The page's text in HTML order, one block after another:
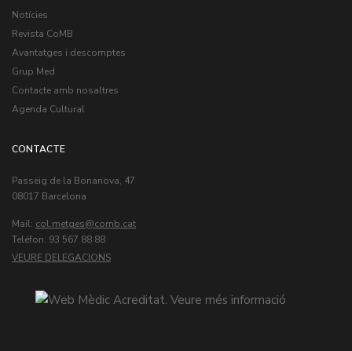
Notícies
Revista CoMB
Avantatges i descomptes
Grup Med
Contacte amb nosaltres
Agenda Cultural
CONTACTE
Passeig de la Bonanova, 47
08017 Barcelona
Mail: col.metges
Teléfon: 93 567 88 88
VEURE DELEGACIONS